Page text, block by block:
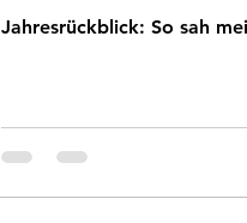
Jahresrückblick: So sah